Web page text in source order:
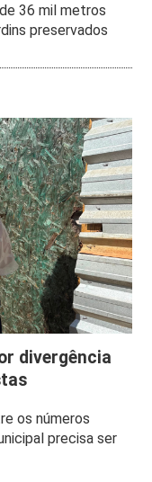
36 mil metros
preservados
divergência
os números
precisa ser